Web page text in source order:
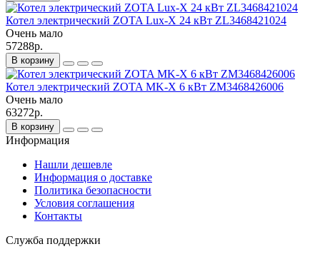
Котел электрический ZOTA Lux-X 24 кВт ZL3468421024
Очень мало
57288р.
В корзину
Котел электрический ZOTA MK-X 6 кВт ZM3468426006
Очень мало
63272р.
В корзину
Информация
Нашли дешевле
Информация о доставке
Политика безопасности
Условия соглашения
Контакты
Служба поддержки